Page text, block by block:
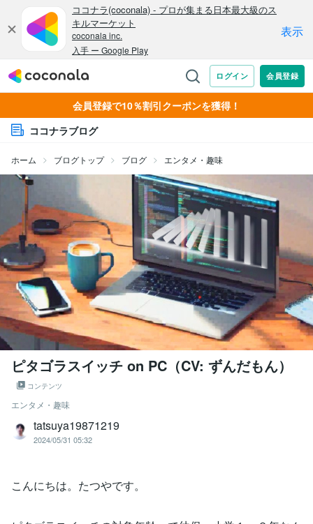
会員登録で10％割引クーポンを獲得！
ココナラブログ
ホーム ブログトップ ブログ エンタメ・趣味
ピタゴラスイッチ on PC（CV: ずんだもん）
コンテンツ
エンタメ・趣味
tatsuya19871219
2024/05/31 05:32
こんにちは。たつやです。